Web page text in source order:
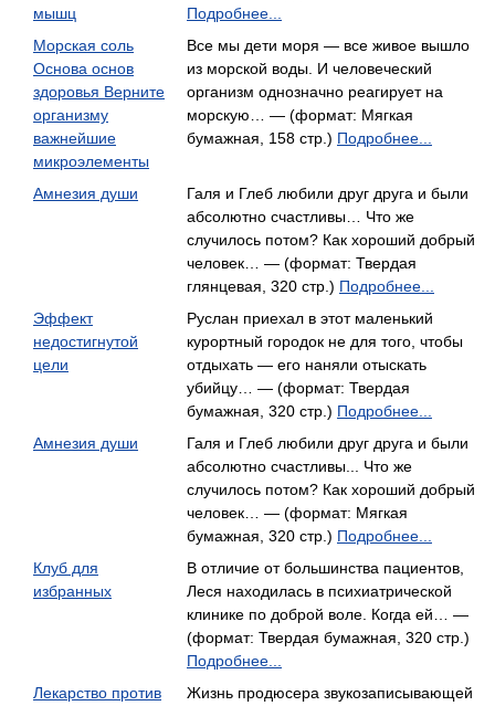
мышц
Подробнее...
Морская соль
Основа основ
здоровья Верните
организму
важнейшие
микроэлементы
Все мы дети моря — все живое вышло
из морской воды. И человеческий
организм однозначно реагирует на
морскую… — (формат: Мягкая
бумажная, 158 стр.) Подробнее...
Амнезия души
Галя и Глеб любили друг друга и были
абсолютно счастливы… Что же
случилось потом? Как хороший добрый
человек… — (формат: Твердая
глянцевая, 320 стр.) Подробнее...
Эффект
недостигнутой
цели
Руслан приехал в этот маленький
курортный городок не для того, чтобы
отдыхать — его наняли отыскать
убийцу… — (формат: Твердая
бумажная, 320 стр.) Подробнее...
Амнезия души
Галя и Глеб любили друг друга и были
абсолютно счастливы... Что же
случилось потом? Как хороший добрый
человек… — (формат: Мягкая
бумажная, 320 стр.) Подробнее...
Клуб для
избранных
В отличие от большинства пациентов,
Леся находилась в психиатрической
клинике по доброй воле. Когда ей… —
(формат: Твердая бумажная, 320 стр.)
Подробнее...
Лекарство против
Жизнь продюсера звукозаписывающей